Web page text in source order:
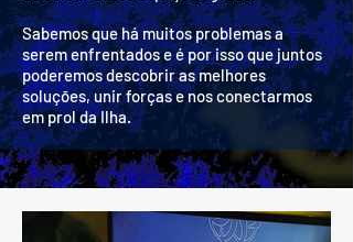
Sabemos que há muitos problemas a
serem enfrentados e é por isso que juntos
poderemos descobrir as melhores
soluções, unir forças e nos conectarmos
em prol da Ilha.